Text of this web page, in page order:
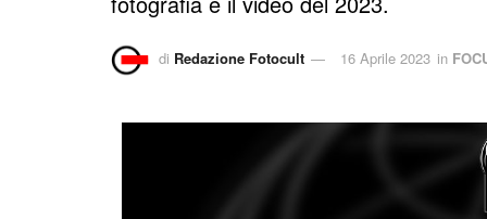
di Redazione Fotocult 16 Aprile 2023 in